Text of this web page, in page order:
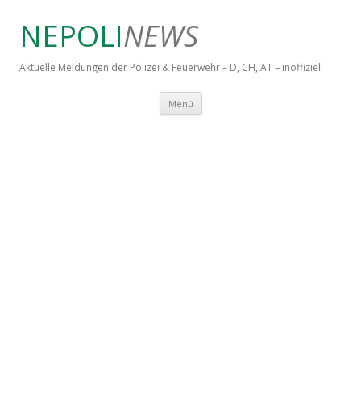
NEPOLINEWS
Aktuelle Meldungen der Polizei & Feuerwehr – D, CH, AT – inoffiziell
Menü Springe zum Inhalt